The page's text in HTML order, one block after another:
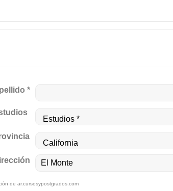
*
de ar.cursosypostgrados.com